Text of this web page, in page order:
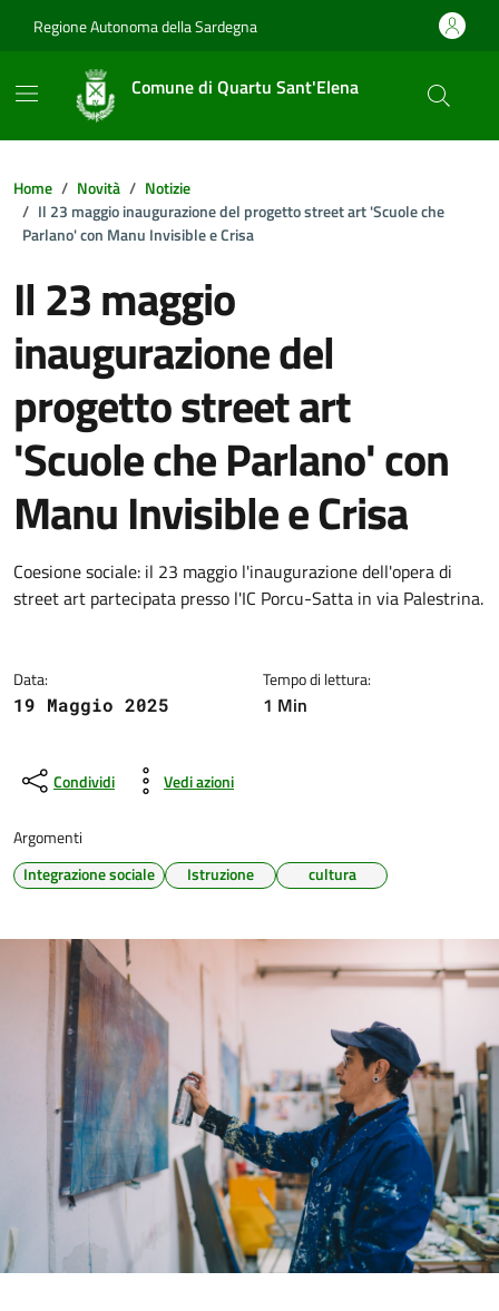
Regione Autonoma della Sardegna
Comune di Quartu Sant'Elena
Home Novità
Notizie
Il 23 maggio inaugurazione del progetto street art 'Scuole che
Parlano' con Manu Invisible e Crisa
Il 23 maggio
inaugurazione del
progetto street art
'Scuole che Parlano' con
Manu Invisible e Crisa
Dettagli della notizia
Coesione sociale: il 23 maggio l'inaugurazione dell'opera di
street art partecipata presso l'IC Porcu-Satta in via Palestrina.
Data:
19 Maggio 2025
Tempo di lettura:
1 Min
Condividi Vedi azioni
Argomenti
Integrazione sociale
Istruzione cultura